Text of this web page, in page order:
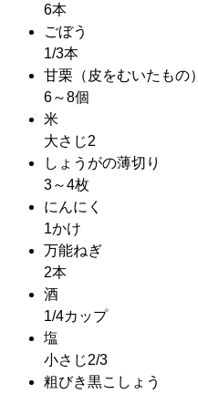
6本
ごぼう
1/3本
甘栗 （皮をむいたもの）
6～8個
米
大さじ2
しょうがの薄切り
3～4枚
にんにく
1かけ
万能ねぎ
2本
酒
1/4カップ
塩
小さじ2/3
粗びき黒こしょう